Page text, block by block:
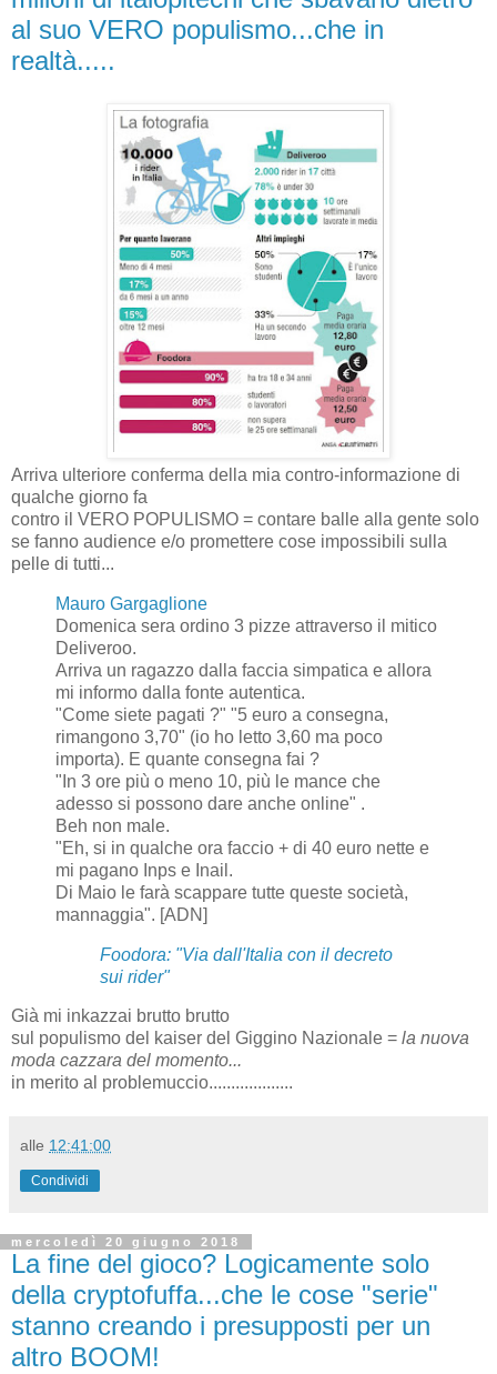
al suo VERO populismo...che in
realtà.....
Arriva ulteriore conferma della mia contro-informazione di
qualche giorno fa
contro il VERO POPULISMO = contare balle alla gente solo
se fanno audience e/o promettere cose impossibili sulla
pelle di tutti...
Mauro Gargaglione
Domenica sera ordino 3 pizze attraverso il mitico
Deliveroo.
Arriva un ragazzo dalla faccia simpatica e allora
mi informo dalla fonte autentica.
"Come siete pagati ?" "5 euro a consegna,
rimangono 3,70" (io ho letto 3,60 ma poco
importa). E quante consegna fai ?
"In 3 ore più o meno 10, più le mance che
adesso si possono dare anche online" .
Beh non male.
"Eh, si in qualche ora faccio + di 40 euro nette e
mi pagano Inps e Inail.
Di Maio le farà scappare tutte queste società,
mannaggia". [ADN]
Foodora: "Via dall'Italia con il decreto
sui rider"
Già mi inkazzai brutto brutto
sul populismo del kaiser del Giggino Nazionale = la nuova
moda cazzara del momento...
in merito al problemuccio...................
alle 12:41:00
Condividi
mercoledì 20 giugno 2018
La fine del gioco? Logicamente solo
della cryptofuffa...che le cose "serie"
stanno creando i presupposti per un
altro BOOM!